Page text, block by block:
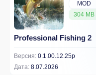
MOD
304 MB
Professional Fishing 2
Версия: 0.1.00.12.25p
Дата: 8.07.2026